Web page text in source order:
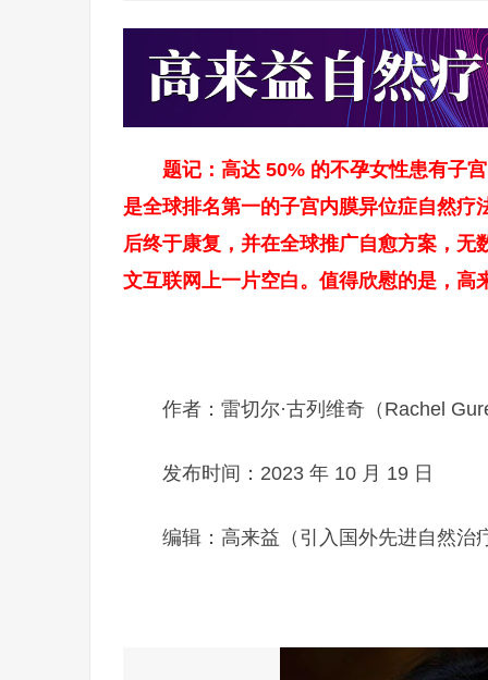
题记：高达 50% 的不孕女性患有子
是全球排名第一的子宫内膜异位症自然
后终于康复，并在全球推广自愈方案，
文互联网上一片空白。值得欣慰的是，高
作者：雷切尔·古列维奇（Rachel
发布时间：2023 年 10 月 19 日
编辑：高来益（引入国外先进自然治